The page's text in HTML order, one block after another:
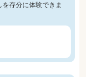
存分に体験できま